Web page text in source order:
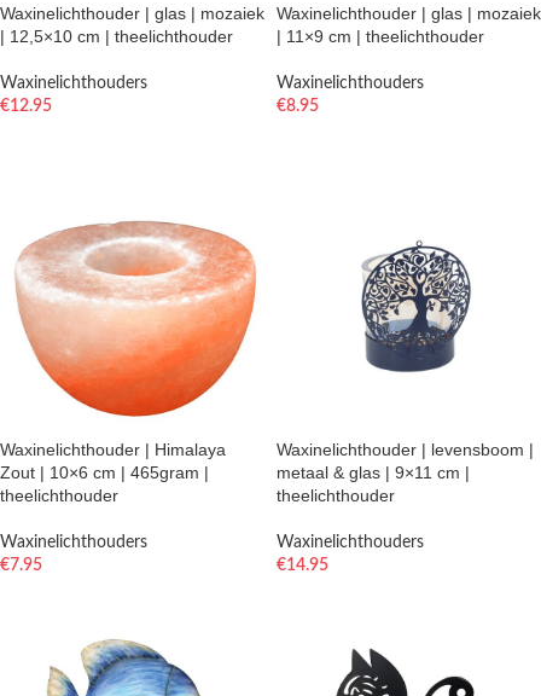
Waxinelichthouder | glas | mozaiek
| 12,5×10 cm | theelichthouder
Waxinelichthouders
€12.95
Waxinelichthouder | glas | mozaiek
| 11×9 cm | theelichthouder
Waxinelichthouders
€8.95
Waxinelichthouder | Himalaya
Zout | 10×6 cm | 465gram |
theelichthouder
Waxinelichthouders
€7.95
Waxinelichthouder | levensboom |
metaal & glas | 9×11 cm |
theelichthouder
Waxinelichthouders
€14.95